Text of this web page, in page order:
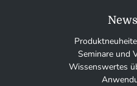
Seminare und
Wissenswertes